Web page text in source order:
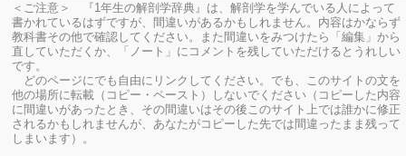
＜ご注意＞ 『1年生の解剖学辞典』は、解剖学を学んでいる人によって
書かれているはずですが、間違いがあるかもしれません。内容はかならず
教科書その他で確認してください。
また間違いをみつけたら「編集」から
直していただくか、「ノート」にコメントを残していただけるとうれしい
です。
どのページにでも自由にリンクしてください。でも、このサイトの文を
他の場所に転載（コピー・ペースト）しないでください（コピーした内容
に間違いがあったとき、その間違いはその後このサイト上では誰かに修正
されるかもしれませんが、あなたがコピーした先では間違ったまま残って
しまいます）。